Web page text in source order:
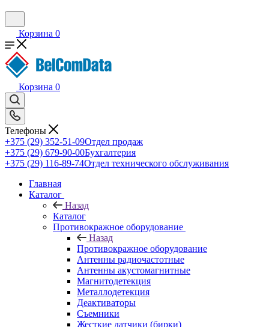
Корзина 0
Корзина 0
Телефоны
+375 (29) 352-51-09Отдел продаж
+375 (29) 679-90-00Бухгалтерия
+375 (29) 116-89-74Отдел технического обслуживания
Главная
Каталог
Назад
Каталог
Противокражное оборудование
Назад
Противокражное оборудование
Антенны радиочастотные
Антенны акустомагнитные
Магнитодетекция
Металлодетекция
Деактиваторы
Съемники
Жесткие датчики (бирки)